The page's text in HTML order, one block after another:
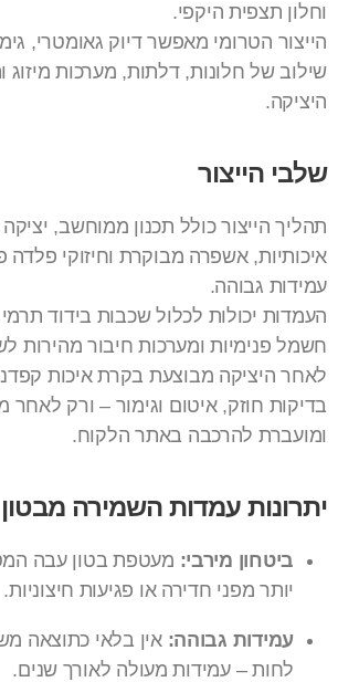
וחלון תצפית היקפי.
הייצור הטרומי מאפשר דיוק גאומטרי,
שילוב של חלונות, דלתות, מערכות מיזוג
היציקה.
שלבי הייצור
תהליך הייצור כולל תכנון ממוחשב,
איכותיות, אשפרה מבוקרת וחיזוקי
עמידות גבוהה.
העמדות יכולות לכלול שכבות בידוד
חשמל פנימיות ומערכות חיבור מהירות
לאחר היציקה מבוצעת בקרת איכות
בדיקות חוזק, איטום וגימור – ורק לאחר
ומועברת להרכבה באתר הלקוח.
יתרונות עמדות השמירה מבטון
ביטחון מירבי: מעטפת בטון עבה
יותר מפני חדירה או פגיעות חיצוניות.
עמידות גבוהה: אין בלאי כתוצאה
לחות – עמידות מעולה לאורך שנים.